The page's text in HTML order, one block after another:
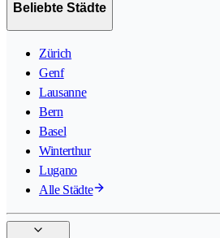
Beliebte Städte
Zürich
Genf
Lausanne
Bern
Basel
Winterthur
Lugano
Alle Städte